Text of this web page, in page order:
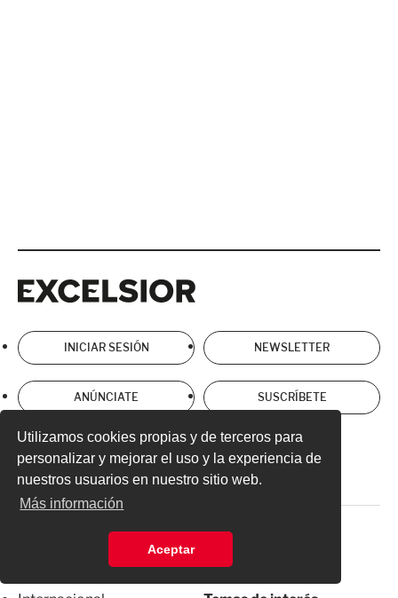
Utilizamos cookies propias y de terceros para
personalizar y mejorar el uso y la experiencia de
nuestros usuarios en nuestro sitio web.
Más información
Aceptar
INICIAR SESIÓN NEWSLETTER
ANÚNCIATE SUSCRÍBETE
Directorio Términos y Condiciones
Aviso de Privacidad
Suplementos
Última Hora